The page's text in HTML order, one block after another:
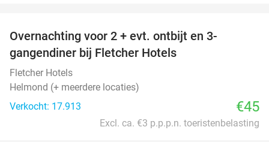
Overnachting voor 2 + evt. ontbijt en 3-
gangendiner bij Fletcher Hotels
Fletcher Hotels
Helmond (+ meerdere locaties)
Verkocht: 17.913
€45
Excl. ca. €3 p.p.p.n. toeristenbelasting